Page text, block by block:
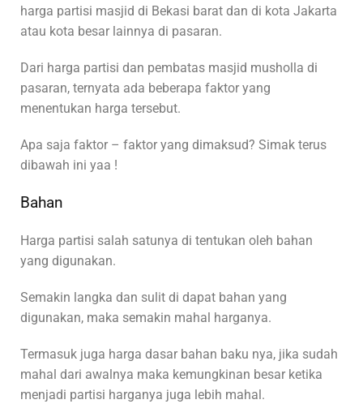
harga partisi masjid di Bekasi barat dan di kota Jakarta
atau kota besar lainnya di pasaran.
Dari harga partisi dan pembatas masjid musholla di
pasaran, ternyata ada beberapa faktor yang
menentukan harga tersebut.
Apa saja faktor – faktor yang dimaksud? Simak terus
dibawah ini yaa !
Bahan
Harga partisi salah satunya di tentukan oleh bahan
yang digunakan.
Semakin langka dan sulit di dapat bahan yang
digunakan, maka semakin mahal harganya.
Termasuk juga harga dasar bahan baku nya, jika sudah
mahal dari awalnya maka kemungkinan besar ketika
menjadi partisi harganya juga lebih mahal.